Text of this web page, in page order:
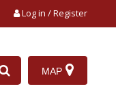
Log in / Register
MAP